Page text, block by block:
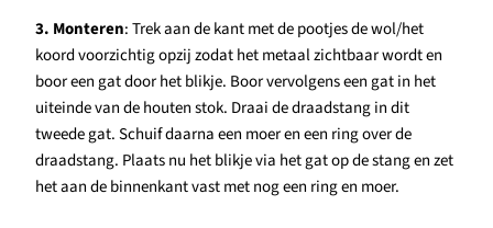
3. Monteren: Trek aan de kant met de pootjes de wol/het
koord voorzichtig opzij zodat het metaal zichtbaar wordt en
boor een gat door het blikje. Boor vervolgens een gat in het
uiteinde van de houten stok. Draai de draadstang in dit
tweede gat. Schuif daarna een moer en een ring over de
draadstang. Plaats nu het blikje via het gat op de stang en zet
het aan de binnenkant vast met nog een ring en moer.